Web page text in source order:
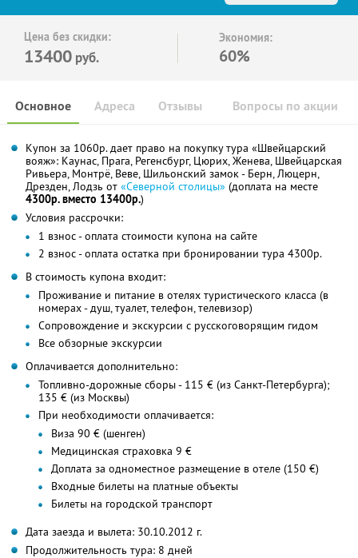
Цена без скидки:
13400 руб.
Экономия:
60%
Основное Отзывы Вопросы по акции
Адреса
Купон за 1060р. дает право на покупку тура «Швейцарский
вояж»: Каунас, Прага, Регенсбург, Цюрих, Женева, Швейцарская
Ривьера, Монтрё, Веве, Шильонский замок - Берн, Люцерн,
Дрезден, Лодзь от «Северной столицы» (доплата на месте
4300р. вместо 13400р.)
Условия рассрочки:
1 взнос - оплата стоимости купона на сайте
2 взнос - оплата остатка при бронировании тура 4300р.
В стоимость купона входит:
Проживание и питание в отелях туристического класса (в
номерах - душ, туалет, телефон, телевизор)
Сопровождение и экскурсии с русскоговорящим гидом
Все обзорные экскурсии
Оплачивается дополнительно:
Топливно-дорожные сборы - 115 € (из Санкт-Петербурга);
135 € (из Москвы)
При необходимости оплачивается:
Виза 90 € (шенген)
Медицинская страховка 9 €
Доплата за одноместное размещение в отеле (150 €)
Входные билеты на платные объекты
Билеты на городской транспорт
Дата заезда и вылета: 30.10.2012 г.
Продолжительность тура: 8 дней